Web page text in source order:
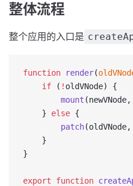
整体流程
整个应用的入口是
function render(
    if
( ! oldVNode) {
        mount
    }
else {
        patch
    }
}
export function